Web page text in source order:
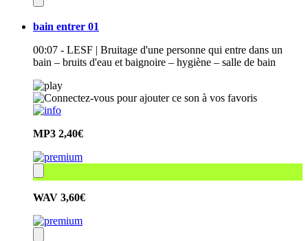
bain entrer 01
00:07 - LESF | Bruitage d'une personne qui entre dans un
bain – bruits d'eau et baignoire – hygiène – salle de bain
MP3 2,40€
WAV 3,60€